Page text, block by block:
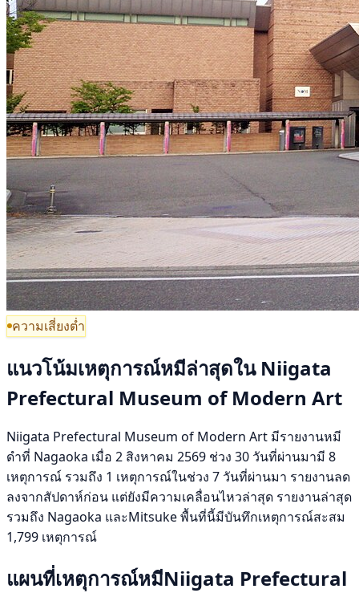
ความเสี่ยงต่ำ
แนวโน้มเหตุการณ์หมีล่าสุดใน Niigata
Prefectural Museum of Modern Art
Niigata Prefectural Museum of Modern Art มีรายงานหมี
ดำที่ Nagaoka เมื่อ 2 สิงหาคม 2569 ช่วง 30 วันที่ผ่านมามี 8
เหตุการณ์ รวมถึง 1 เหตุการณ์ในช่วง 7 วันที่ผ่านมา รายงานลด
ลงจากสัปดาห์ก่อน แต่ยังมีความเคลื่อนไหวล่าสุด รายงานล่าสุด
รวมถึง Nagaoka และMitsuke พื้นที่นี้มีบันทึกเหตุการณ์สะสม
1,799 เหตุการณ์
แผนที่เหตุการณ์หมีNiigata Prefectural